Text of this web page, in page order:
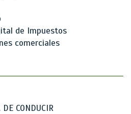
de Impuestos
comerciales
DE CONDUCIR